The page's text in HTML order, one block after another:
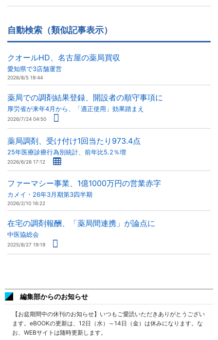
自動検索（類似記事表示）
クオールHD、名古屋の薬局買収
愛知県で3店舗運営
2026/8/5 19:44
薬局での調剤結果登録、開設者の順守事項に
厚労省が来年4月から、「適正使用」効果踏まえ
2026/7/24 04:50
薬局調剤、受け付け1回当たり973.4点
25年医療診療行為別統計、前年比5.2％増
2026/6/26 17:12
ファーマシー事業、1億1000万円の営業赤字
カメイ・26年3月期第3四半期
2026/2/10 16:22
在宅の調剤報酬、「薬局間連携」が論点に
中医協総会
2025/8/27 19:19
編集部からのお知らせ
【お盆期間中の休刊のお知らせ】いつもご愛読いただきありがとうござい
ます。eBOOKの更新は、12日（水）～14日（金）は休みになります。な
お、WEBサイトは随時更新します。